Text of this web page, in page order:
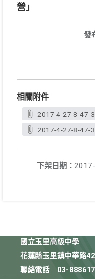
營」
發
相關附件
2017-4-27-8-47-
2017-4-27-8-47-
下架日期：
國立玉里高級中學
花蓮縣玉里鎮中華路
聯絡電話
03-